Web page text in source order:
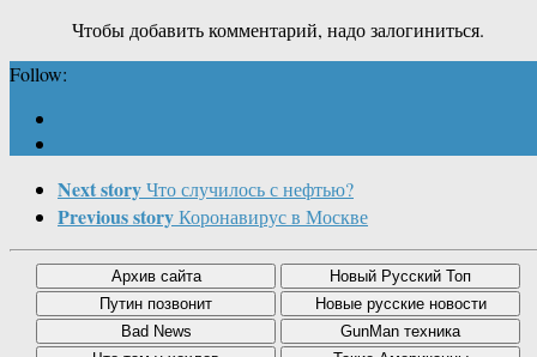
Чтобы добавить комментарий, надо залогиниться.
Follow:
Next storyЧто случилось с нефтью?
Previous storyКоронавирус в Москве